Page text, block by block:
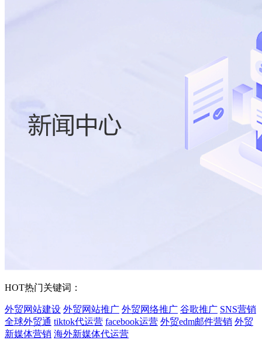
HOT热门关键词：
外贸网站建设 外贸网站推广 外贸网络推广 谷歌推广 SNS营销
全球外贸通 tiktok代运营 facebook运营 外贸edm邮件营销 外贸
新媒体营销 海外新媒体代运营